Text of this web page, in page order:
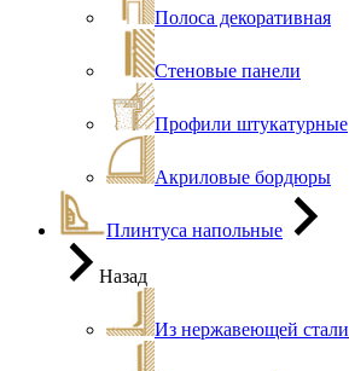
Полоса декоративная
Стеновые панели
Профили штукатурные
Акриловые бордюры
Плинтуса напольные
Назад
Из нержавеющей стали